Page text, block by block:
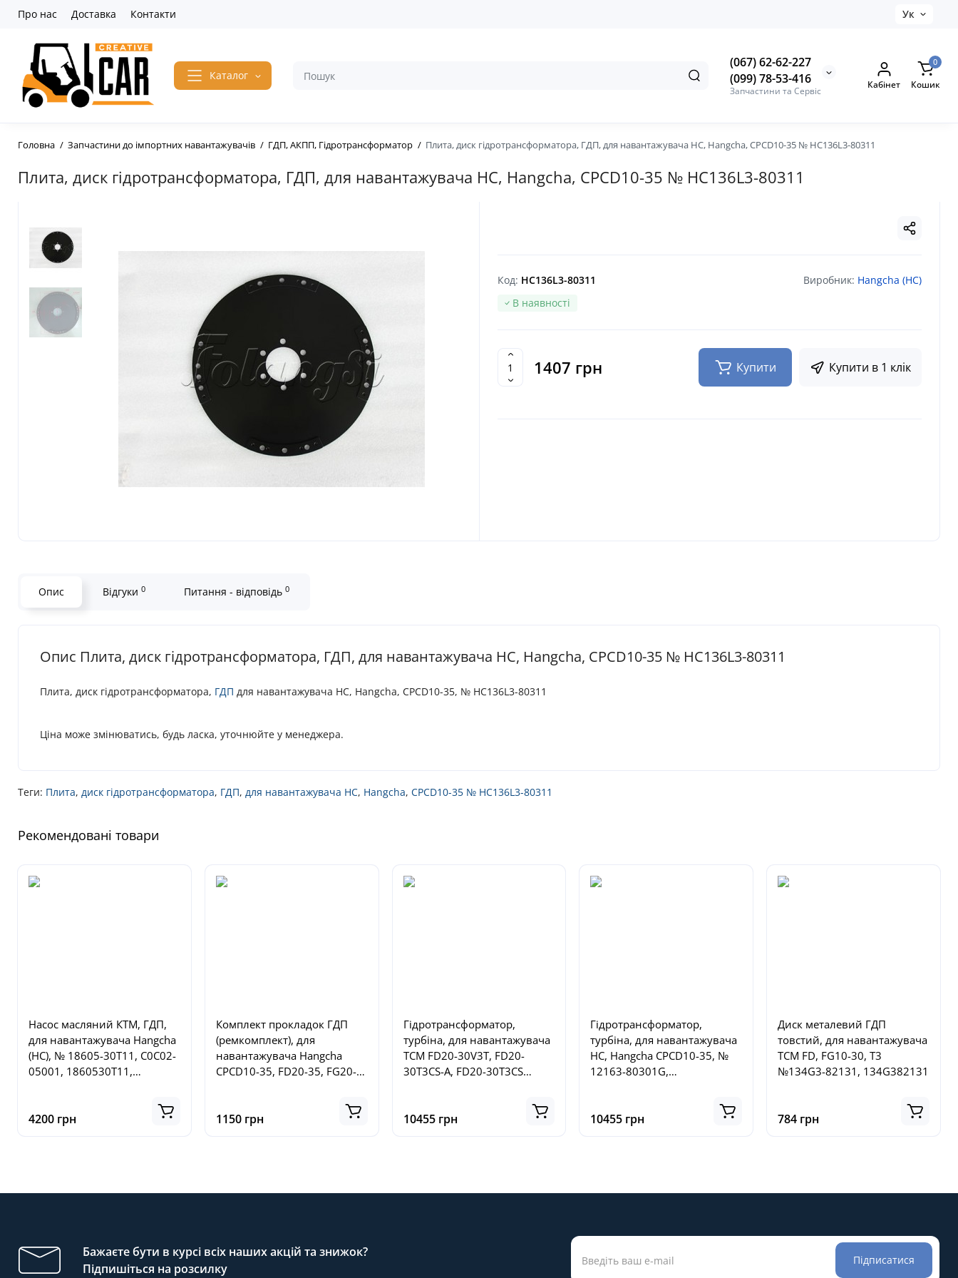
Про нас Доставка Контакти Ук
Каталог
(067) 62-62-227
(099) 78-53-416
Запчастини та Сервіс Кабінет
0
Кошик
Головна Запчастини до імпортних навантажувачів ГДП, АКПП, Гідротрансформатор Плита, диск гідротрансформатора, ГДП, для навантажувача HC, Hangcha, CPCD10-35 № HC136L3-80311
Плита, диск гідротрансформатора, ГДП, для навантажувача HC, Hangcha, CPCD10-35 № HC136L3-80311
Код: HC136L3-80311 Виробник: Hangcha (HC)
В наявності
1407 грн Купити Купити в 1 клік
Опис Відгуки 0 Питання - відповідь 0
Опис Плита, диск гідротрансформатора, ГДП, для навантажувача HC, Hangcha, CPCD10-35 № HC136L3-80311
Плита, диск гідротрансформатора, ГДП для навантажувача HC, Hangcha, CPCD10-35, № HC136L3-80311
Ціна може змінюватись, будь ласка, уточнюйте у менеджера.
Теги: Плита, диск гідротрансформатора, ГДП, для навантажувача HC, Hangcha, CPCD10-35 № HC136L3-80311
Рекомендовані товари
Насос масляний КТМ, ГДП,
для навантажувача Hangcha
(HC), № 18605-30T11, C0C02-
05001, 1860530T11,
4200 грн
Комплект прокладок ГДП
(ремкомплект), для
навантажувача Hangcha
CPCD10-35, FD20-35, FG20-
1150 грн
Гідротрансформатор,
турбіна, для навантажувача
TCM FD20-30V3T, FD20-
30T3CS-A, FD20-30T3CS
10455 грн
Гідротрансформатор,
турбіна, для навантажувача
HC, Hangcha CPCD10-35, №
12163-80301G,
10455 грн
Диск металевий ГДП
товстий, для навантажувача
TCM FD, FG10-30, T3
№134G3-82131, 134G382131
784 грн
Бажаєте бути в курсі всіх наших акцій та знижок?
Підпишіться на розсилку
Підписатися